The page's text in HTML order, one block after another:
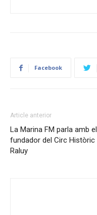
Facebook
Article anterior
La Marina FM parla amb el
fundador del Circ Històric
Raluy